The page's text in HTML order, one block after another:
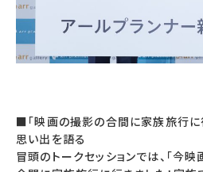
■「映画の撮影の合間に家族旅行に
思い出を語る
冒頭のトークセッションでは、「今